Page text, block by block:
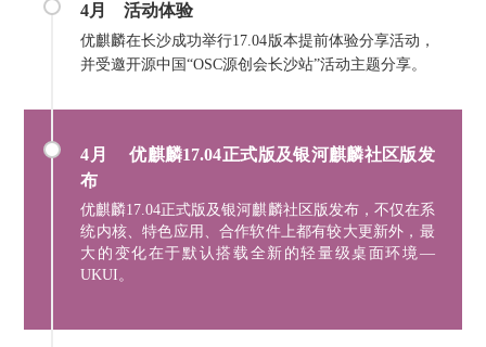
4月 活动体验
优麒麟在长沙成功举行17.04版本提前体验分享活动，
并受邀开源中国“OSC源创会长沙站”活动主题分享。
4月
优麒麟17.04正式版及银河麒麟社区版发
布
优麒麟17.04正式版及银河麒麟社区版发布，不仅在系
统内核、特色应用、合作软件上都有较大更新外，最
大的变化在于默认搭载全新的轻量级桌面环境—
UKUI。